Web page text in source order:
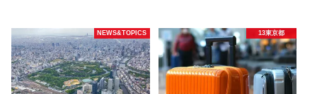
NEWS&TOPICS 13東京都